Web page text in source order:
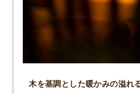
木を基調とした暖かみの溢れ